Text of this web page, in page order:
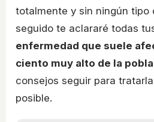
totalmente y sin ningún tipo
seguido te aclararé todas
enfermedad que suele
ciento muy alto de la
consejos seguir para
posible.